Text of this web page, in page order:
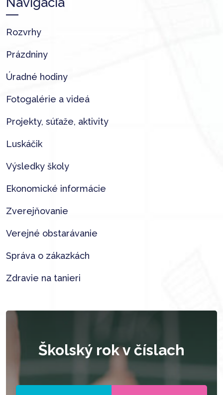
Rozvrhy
Prázdniny
Úradné hodiny
Fotogalérie a videá
Projekty, súťaže, aktivity
Luskáčik
Výsledky školy
Ekonomické informácie
Zverejňovanie
Verejné obstarávanie
Správa o zákazkách
Zdravie na tanieri
Školský rok v číslach